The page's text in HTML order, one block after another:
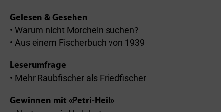
Gelesen & Gesehen
• Warum nicht Morcheln suchen?
• Aus einem Fischerbuch von 1939
Leserumfrage
• Mehr Raubfischer als Friedfischer
Gewinnen mit «Petri-Heil»